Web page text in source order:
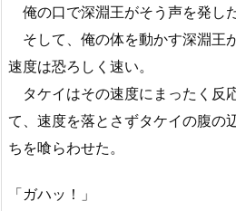
俺の口で深淵王がそう声を発した
そして、俺の体を動かす深淵王
速度は恐ろしく速い。
タケイはその速度にまったく反
て、速度を落とさずタケイの腹の
ちを喰らわせた。
「ガハッ！」